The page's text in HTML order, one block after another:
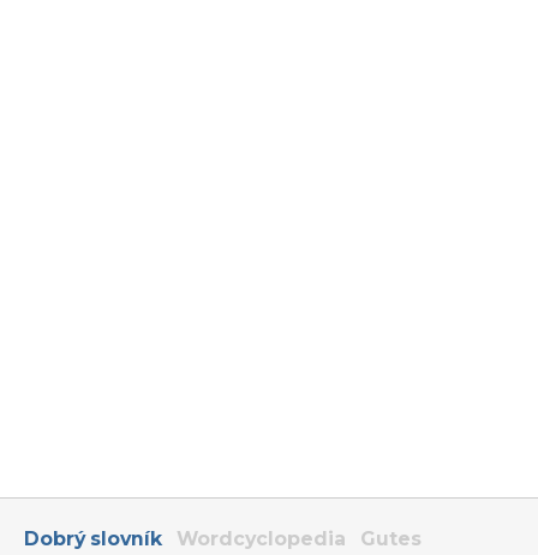
Dobrý slovník Wordcyclopedia Gutes